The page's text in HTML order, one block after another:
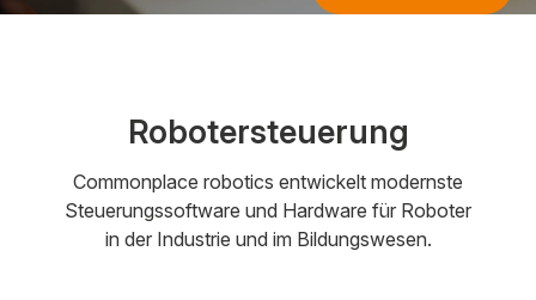
Robotersteuerung
Commonplace robotics entwickelt modernste
Steuerungssoftware und Hardware für Roboter
in der Industrie und im Bildungswesen.